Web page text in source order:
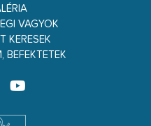
VAGYOK
KERESEK
BEFEKTETEK